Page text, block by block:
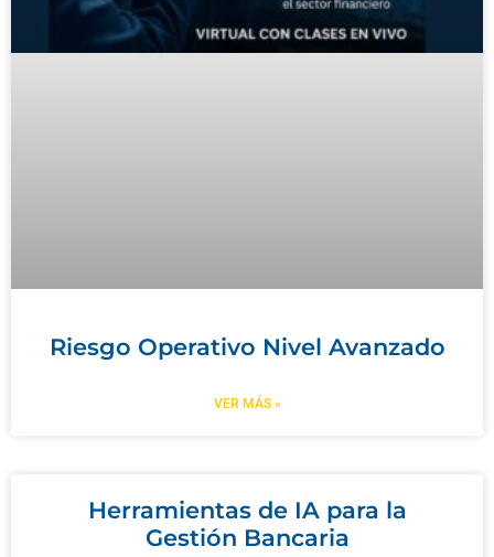
Riesgo Operativo Nivel Avanzado
VER MÁS »
Herramientas de IA para la
Gestión Bancaria